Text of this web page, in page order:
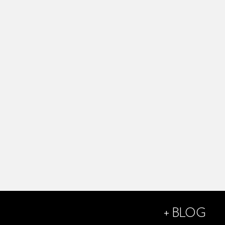
+ BLOG